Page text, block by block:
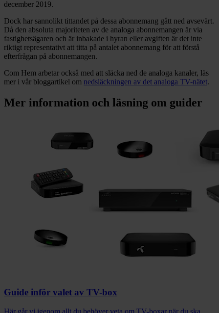
december 2019.
Dock har sannolikt tittandet på dessa abonnemang gått ned avsevärt.
Då den absoluta majoriteten av de analoga abonnemangen är via
fastighetsägaren och är inbakade i hyran eller avgiften är det inte
riktigt representativt att titta på antalet abonnemang för att förstå
efterfrågan på abonnemangen.
Com Hem arbetar också med att släcka ned de analoga kanaler, läs
mer i vår bloggartikel om nedsläckningen av det analoga TV-nätet.
Mer information och läsning om guider
Guide inför valet av TV-box
Här går vi igenom allt du behöver veta om TV-boxar när du ska